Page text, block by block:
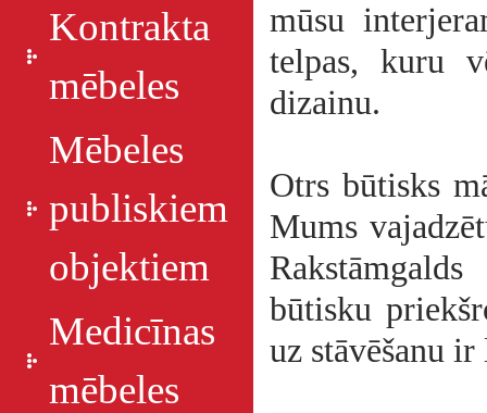
Kontrakta
mēbeles
Mēbeles
publiskiem
objektiem
Medicīnas
mēbeles
mūsu
telpas, kuru
dizainu.
Otrs būtisks
Mums
būtisku
uz stāvēšanu